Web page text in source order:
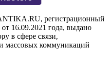
регистрационный
16.09.2021 года, выдано
в сфере связи,
массовых коммуникаций